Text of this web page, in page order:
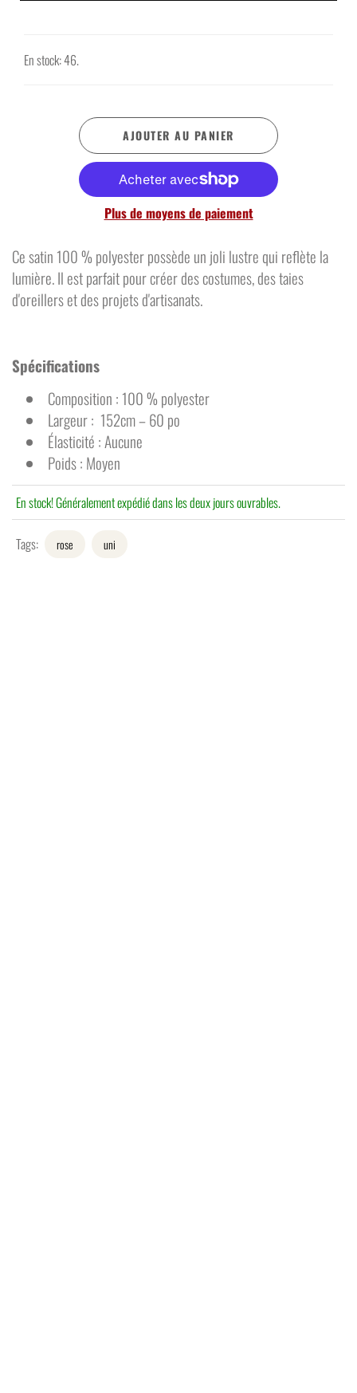
En stock: 46.
AJOUTER AU PANIER
Plus de moyens de paiement
Ce satin 100 % polyesterpossède un joli lustre qui reflète la
lumière. Il est parfait pour créer descostumes, destaies
d'oreillers etdesprojets d'artisanats.
Spécifications
Composition : 100 % polyester
Largeur : 152cm – 60 po
Élasticité : Aucune
Poids : Moyen
En stock! Généralement expédié dans les deux jours ouvrables.
Tags: rose uni